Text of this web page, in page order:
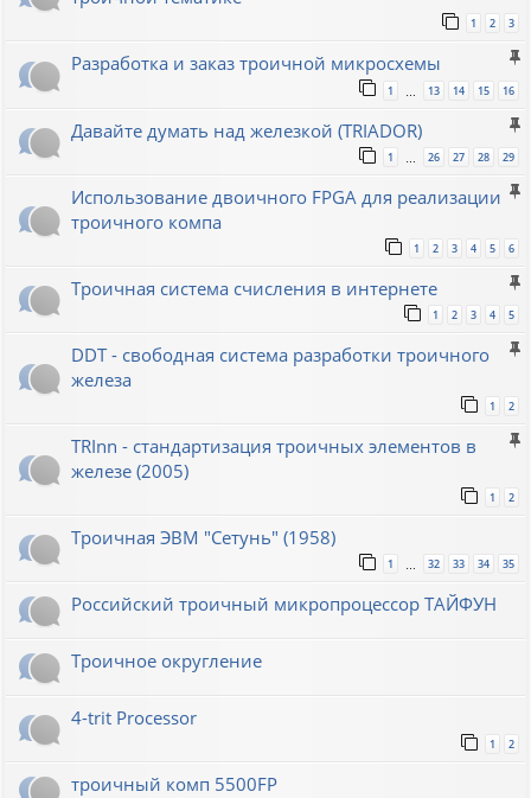
1 2 3
Разработка и заказ троичной микросхемы
1 13 14 15 16
Давайте думать над железкой (TRIADOR)
1 26 27 28 29
Использование двоичного FPGA для реализации
троичного компа
1 2 3 4 5 6
Троичная система счисления в интернете
1 2 3 4 5
DDT - свободная система разработки троичного
железа
1 2
TRInn - стандартизация троичных элементов в
железе (2005)
1 2
Троичная ЭВМ "Сетунь" (1958)
1 … 32 33 34 35
Российский троичный микропроцессор ТАЙФУН
Троичное округление
4-trit Processor
1 2
троичный комп 5500FP